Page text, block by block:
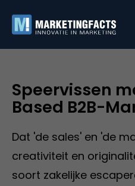
Speervissen
Based B2B-
Dat 'de sales' en 'de
creativiteit en
soort zakelijke